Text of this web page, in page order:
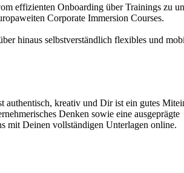
effizienten Onboarding über Trainings zu
Corporate Immersion Courses.
hinaus selbstverständlich flexibles und
authentisch, kreativ und Dir ist ein gutes
Denken sowie eine ausgeprägte
mit Deinen vollständigen Unterlagen online.